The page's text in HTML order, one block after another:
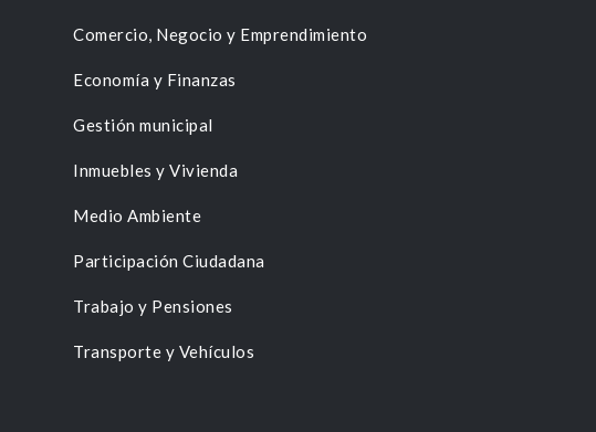
Comercio, Negocio y Emprendimiento
Economía y Finanzas
Gestión municipal
Inmuebles y Vivienda
Medio Ambiente
Participación Ciudadana
Trabajo y Pensiones
Transporte y Vehículos